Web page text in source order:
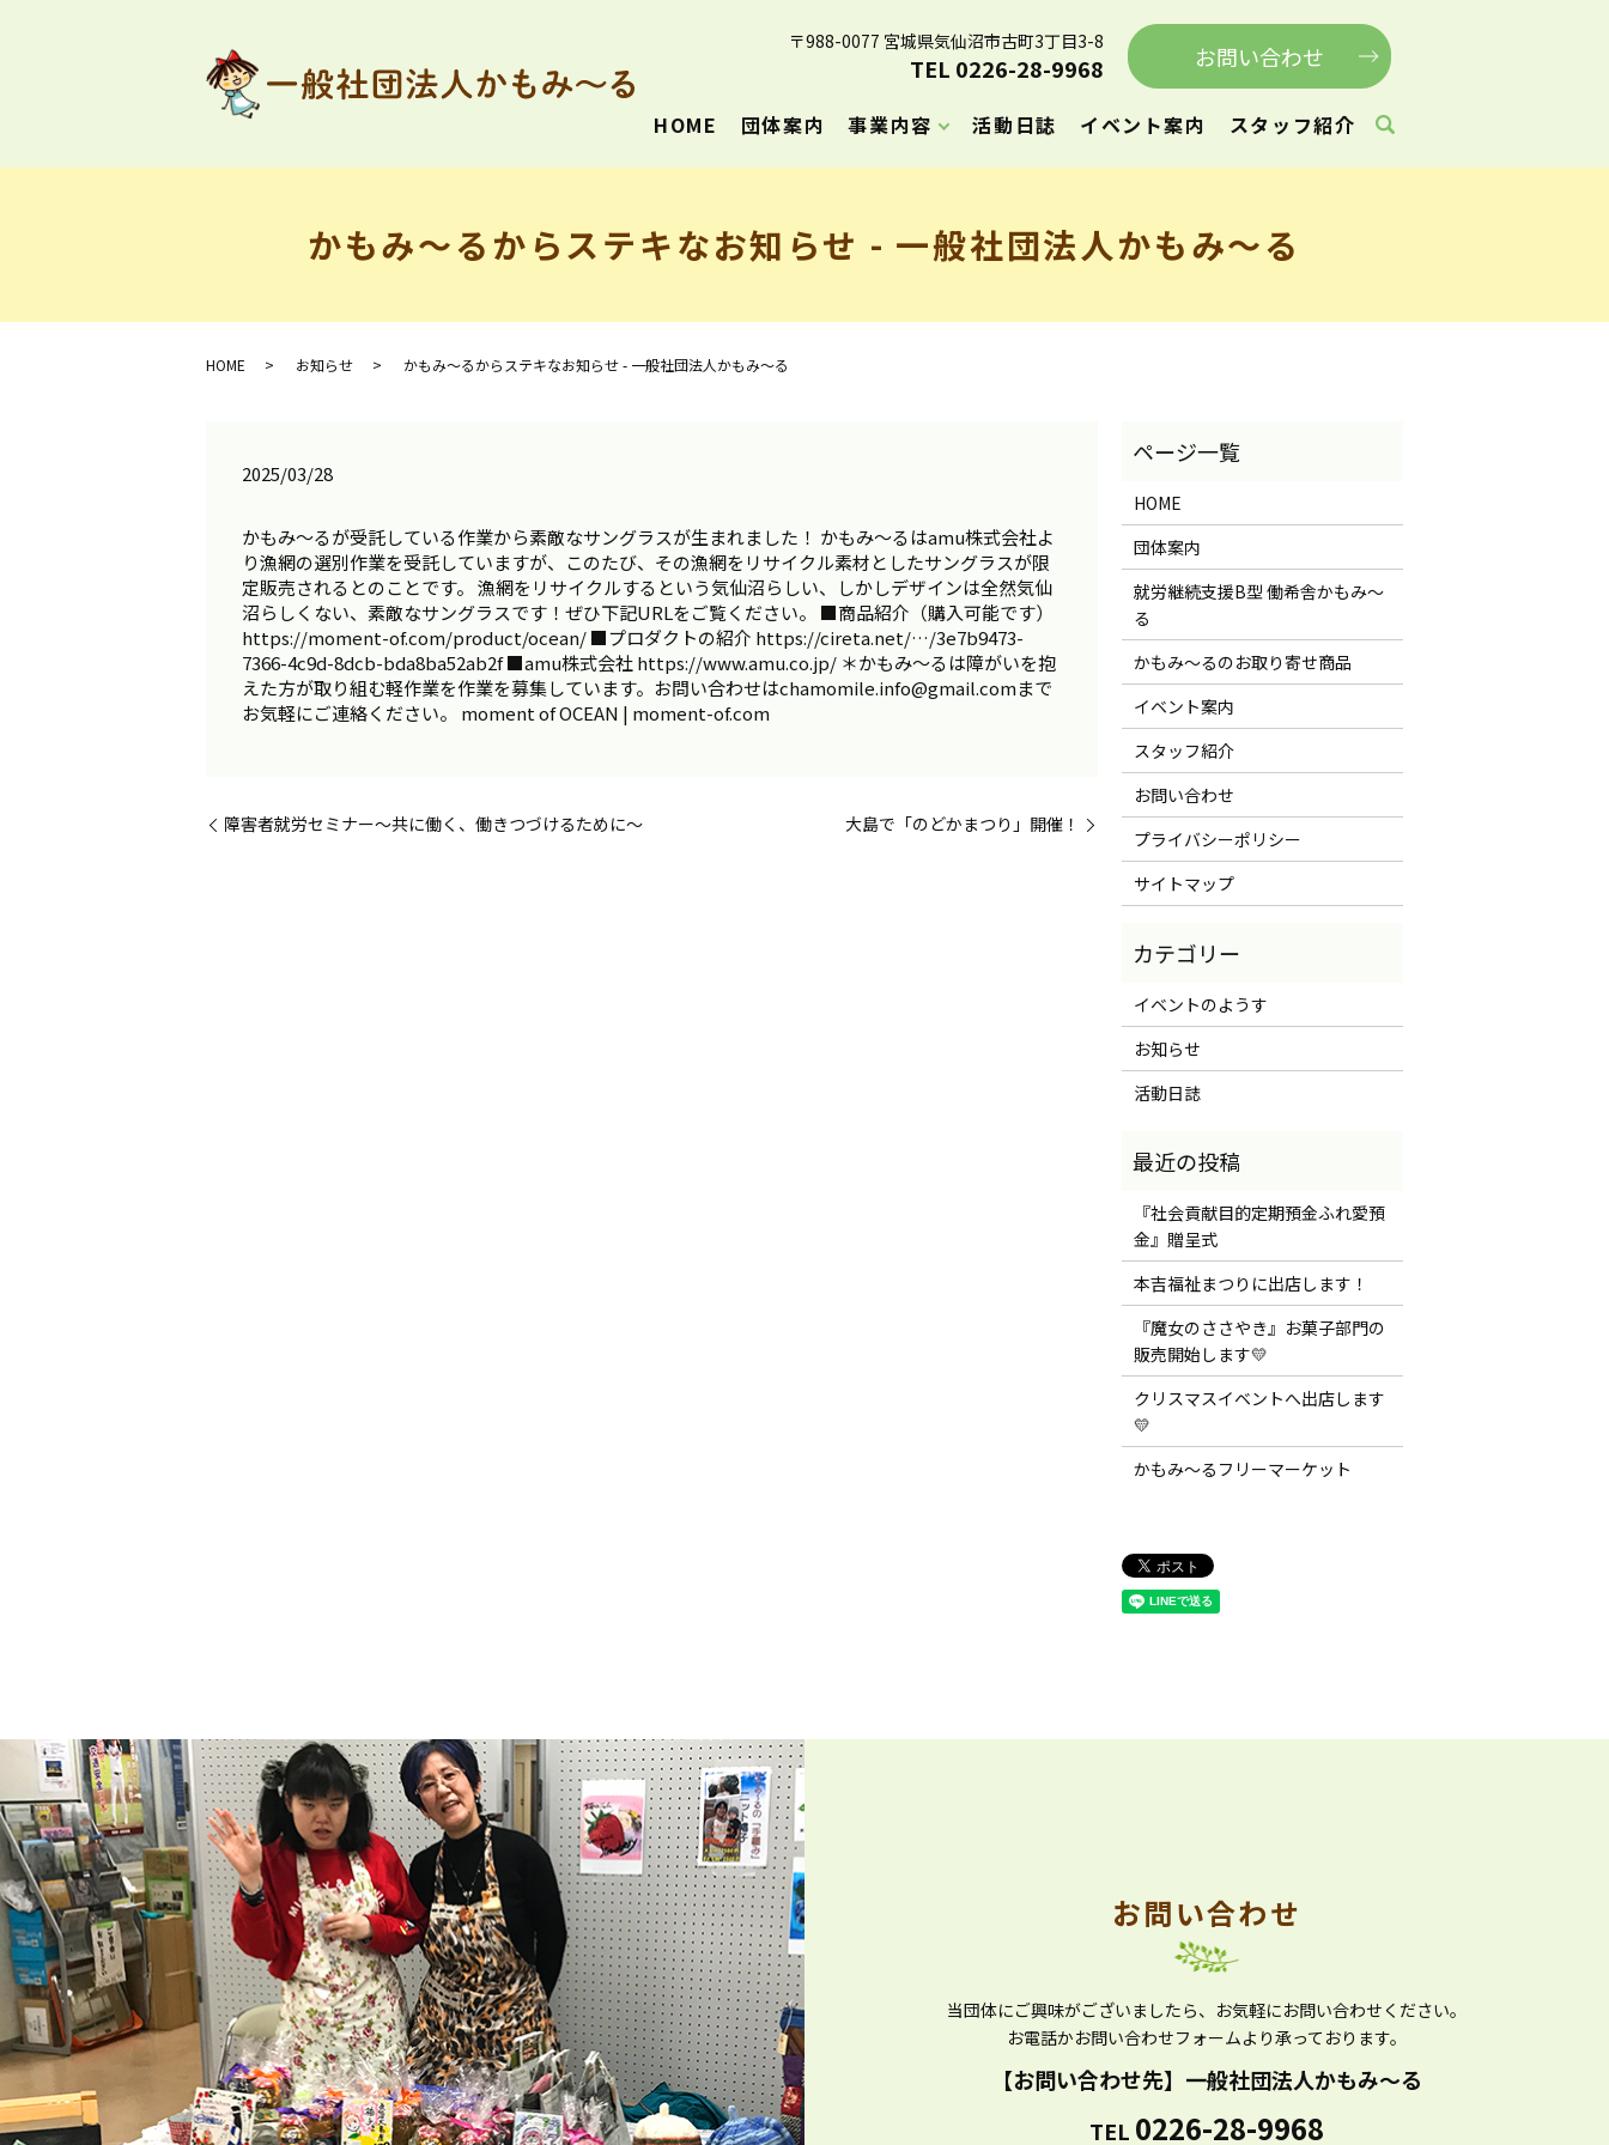
HOME 団体案内 事業内容 活動日誌 イベント案内 スタッフ紹介
〒988-0077 宮城県気仙沼市古町3丁目3-8
TEL 0226-28-9968 お問い合わせ
かもみ～るからステキなお知らせ - 一般社団法人かもみ～る
HOME お知らせ かもみ～るからステキなお知らせ - 一般社団法人かもみ～る
2025/03/28
かもみ～るが受託している作業から素敵なサングラスが生まれました！ かもみ～るはamu株式会社よ
り漁網の選別作業を受託していますが、このたび、その漁網をリサイクル素材としたサングラスが限
定販売されるとのことです。 漁網をリサイクルするという気仙沼らしい、しかしデザインは全然気仙
沼らしくない、素敵なサングラスです！ぜひ下記URLをご覧ください。 ■商品紹介（購入可能です）
https://moment-of.com/product/ocean/ ■プロダクトの紹介 https://cireta.net/…/3e7b9473-
7366-4c9d-8dcb-bda8ba52ab2f ■amu株式会社 https://www.amu.co.jp/ ＊かもみ～るは障がいを抱
えた方が取り組む軽作業を作業を募集しています。お問い合わせはchamomile.info@gmail.comまで
お気軽にご連絡ください。 moment of OCEAN | moment-of.com
障害者就労セミナー～共に働く、働きつづけるために～ 大島で「のどかまつり」開催！
HOME
団体案内
就労継続支援B型 働希舎かもみ～
る
かもみ～るのお取り寄せ商品
イベント案内
スタッフ紹介
お問い合わせ
プライバシーポリシー
サイトマップ
イベントのようす
お知らせ
活動日誌
『社会貢献目的定期預金ふれ愛預
金』贈呈式
本吉福祉まつりに出店します！
『魔女のささやき』お菓子部門の
販売開始します💛
クリスマスイベントへ出店します
💛
かもみ～るフリーマーケット
お問い合わせ
当団体にご興味がございましたら、 お気軽にお問い合わせください。
お電話かお問い合わせフォームより承っております。
【お問い合わせ先】 一般社団法人かもみ～る
TEL 0226-28-9968